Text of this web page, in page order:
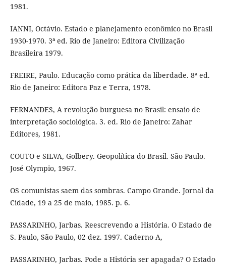
1981.
IANNI, Octávio. Estado e planejamento econômico no Brasil
1930-1970. 3ª ed. Rio de Janeiro: Editora Civilização
Brasileira 1979.
FREIRE, Paulo. Educação como prática da liberdade. 8ª ed.
Rio de Janeiro: Editora Paz e Terra, 1978.
FERNANDES, A revolução burguesa no Brasil: ensaio de
interpretação sociológica. 3. ed. Rio de Janeiro: Zahar
Editores, 1981.
COUTO e SILVA, Golbery. Geopolítica do Brasil. São Paulo.
José Olympio, 1967.
OS comunistas saem das sombras. Campo Grande. Jornal da
Cidade, 19 a 25 de maio, 1985. p. 6.
PASSARINHO, Jarbas. Reescrevendo a História. O Estado de
S. Paulo, São Paulo, 02 dez. 1997. Caderno A,
PASSARINHO, Jarbas. Pode a História ser apagada? O Estado